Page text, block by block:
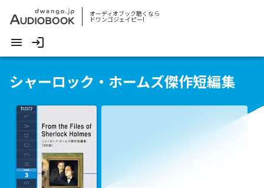
オーディオブック聴くなら
ドワンゴジェイピー!
シャーロック・ホームズ傑作短編集